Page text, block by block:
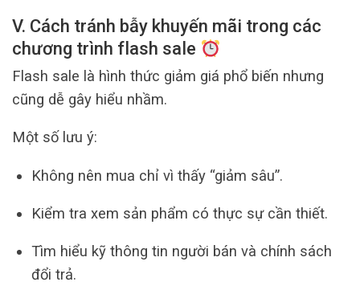
V. Cách tránh bẫy khuyến mãi trong các
chương trình flash sale
Flash sale là hình thức giảm giá phổ biến nhưng
cũng dễ gây hiểu nhầm.
Một số lưu ý:
Không nên mua chỉ vì thấy “giảm sâu”.
Kiểm tra xem sản phẩm có thực sự cần thiết.
Tìm hiểu kỹ thông tin người bán và chính sách
đổi trả.